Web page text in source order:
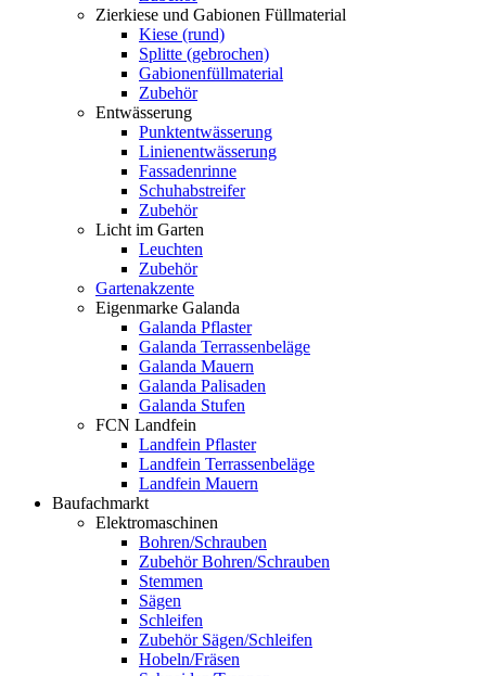
Zierkiese und Gabionen Füllmaterial
Kiese (rund)
Splitte (gebrochen)
Gabionenfüllmaterial
Zubehör
Entwässerung
Punktentwässerung
Linienentwässerung
Fassadenrinne
Schuhabstreifer
Zubehör
Licht im Garten
Leuchten
Zubehör
Gartenakzente
Eigenmarke Galanda
Galanda Pflaster
Galanda Terrassenbeläge
Galanda Mauern
Galanda Palisaden
Galanda Stufen
FCN Landfein
Landfein Pflaster
Landfein Terrassenbeläge
Landfein Mauern
Baufachmarkt
Elektromaschinen
Bohren/Schrauben
Zubehör Bohren/Schrauben
Stemmen
Sägen
Schleifen
Zubehör Sägen/Schleifen
Hobeln/Fräsen